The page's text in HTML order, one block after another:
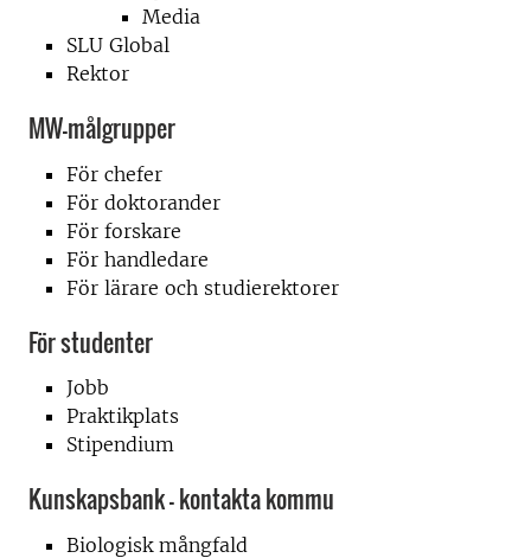
Media
SLU Global
Rektor
MW-målgrupper
För chefer
För doktorander
För forskare
För handledare
För lärare och studierektorer
För studenter
Jobb
Praktikplats
Stipendium
Kunskapsbank - kontakta kommu
Biologisk mångfald